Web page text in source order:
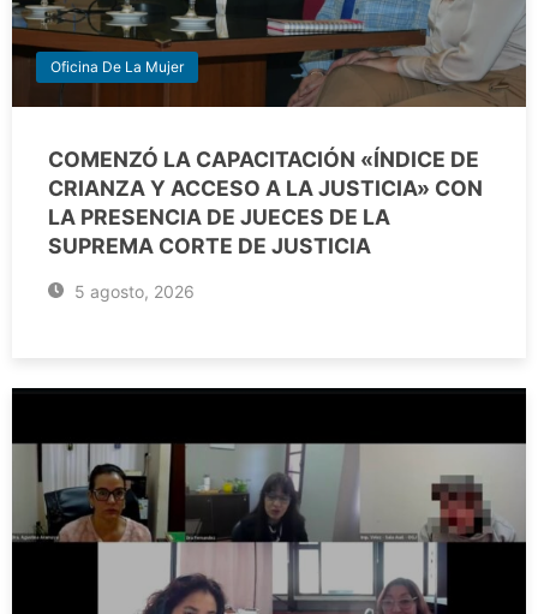
Oficina De La Mujer
COMENZÓ LA CAPACITACIÓN «ÍNDICE DE
CRIANZA Y ACCESO A LA JUSTICIA» CON
LA PRESENCIA DE JUECES DE LA
SUPREMA CORTE DE JUSTICIA
5 agosto, 2026